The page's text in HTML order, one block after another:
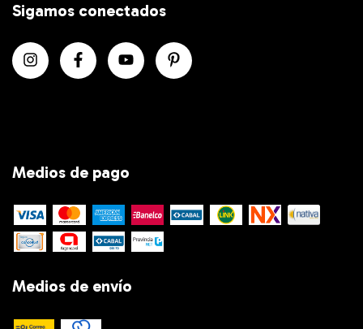
Sigamos conectados
Medios de pago
Medios de envío